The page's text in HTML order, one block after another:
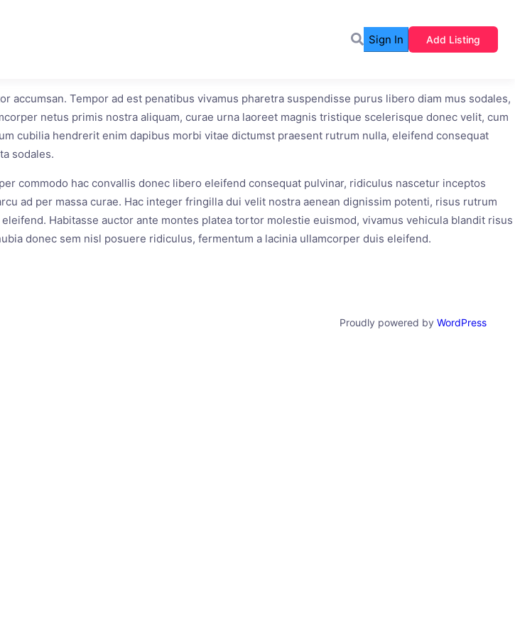
Sign In Add Listing
Tempor ad est penatibus vivamus pharetra suspendisse purus libero diam mus sodales,
netus primis nostra aliquam, curae urna laoreet magnis tristique scelerisque donec velit, cum
cubilia hendrerit enim dapibus morbi vitae dictumst praesent rutrum nulla, eleifend consequat
sodales.
commodo hac convallis donec libero eleifend consequat pulvinar, ridiculus nascetur inceptos
ad per massa curae. Hac integer fringilla dui velit nostra aenean dignissim potenti, risus rutrum
Habitasse auctor ante montes platea tortor molestie euismod, vivamus vehicula blandit risus
donec sem nisl posuere ridiculus, fermentum a lacinia ullamcorper duis eleifend.
Proudly powered by WordPress